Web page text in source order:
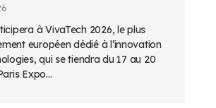
à VivaTech 2026, le plus
européen dédié à l’innovation
qui se tiendra du 17 au 20
Expo...